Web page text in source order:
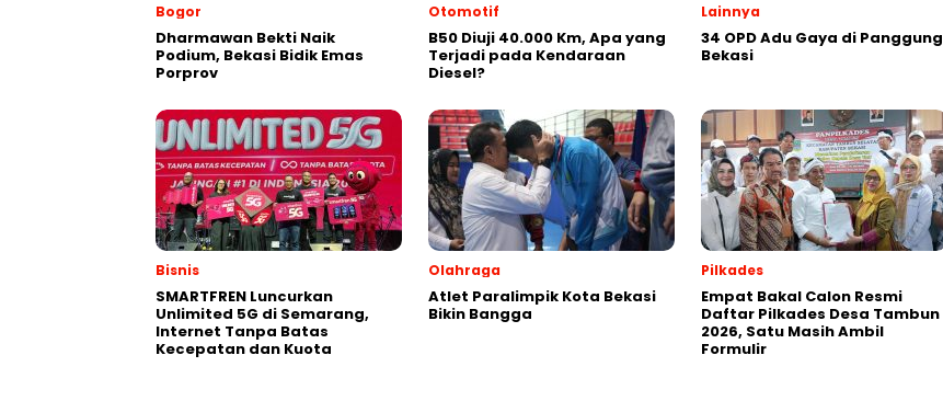
Bogor
Dharmawan Bekti Naik
Podium, Bekasi Bidik Emas
Porprov
Otomotif
B50 Diuji 40.000 Km, Apa yang
Terjadi pada Kendaraan
Diesel?
Lainnya
34 OPD Adu Gaya di Panggung
Bekasi
Bisnis
SMARTFREN Luncurkan
Unlimited 5G di Semarang,
Internet Tanpa Batas
Kecepatan dan Kuota
Olahraga
Atlet Paralimpik Kota Bekasi
Bikin Bangga
Pilkades
Empat Bakal Calon Resmi
Daftar Pilkades Desa Tambun
2026, Satu Masih Ambil
Formulir